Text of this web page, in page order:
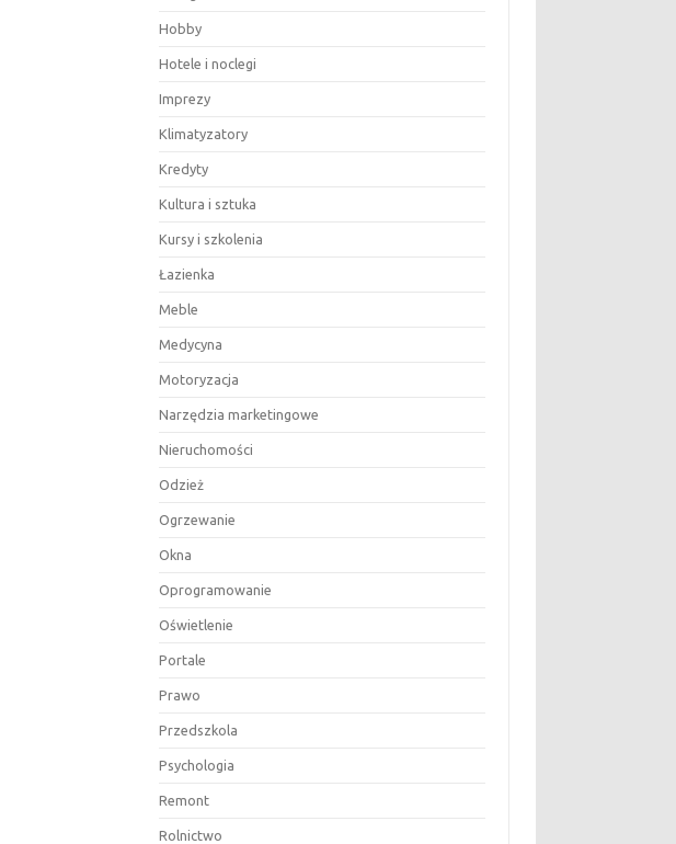
Hobby
Hotele i noclegi
Imprezy
Klimatyzatory
Kredyty
Kultura i sztuka
Kursy i szkolenia
Łazienka
Meble
Medycyna
Motoryzacja
Narzędzia marketingowe
Nieruchomości
Odzież
Ogrzewanie
Okna
Oprogramowanie
Oświetlenie
Portale
Prawo
Przedszkola
Psychologia
Remont
Rolnictwo